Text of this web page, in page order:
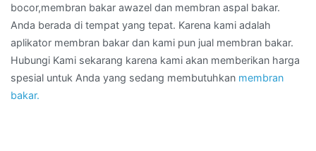
bocor,membran bakar awazel dan membran aspal bakar.
Anda berada di tempat yang tepat. Karena kami adalah
aplikator membran bakar dan kami pun jual membran bakar.
Hubungi Kami sekarang karena kami akan memberikan harga
spesial untuk Anda yang sedang membutuhkan membran
bakar.